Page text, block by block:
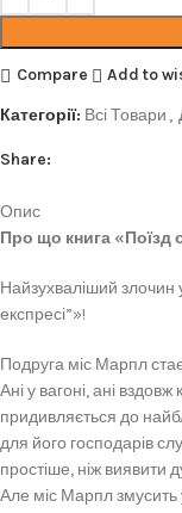
Compare
Add to
Категорії: Всі Товари ,
Share:
Опис
Про що книга «Поїзд
Найзухваліший злочин
експресі”»!
Подруга міс Марпл стає
Ані у вагоні, ані
придивляється до
для його господарів
простіше, ніж виявити
Але міс Марпл змусить